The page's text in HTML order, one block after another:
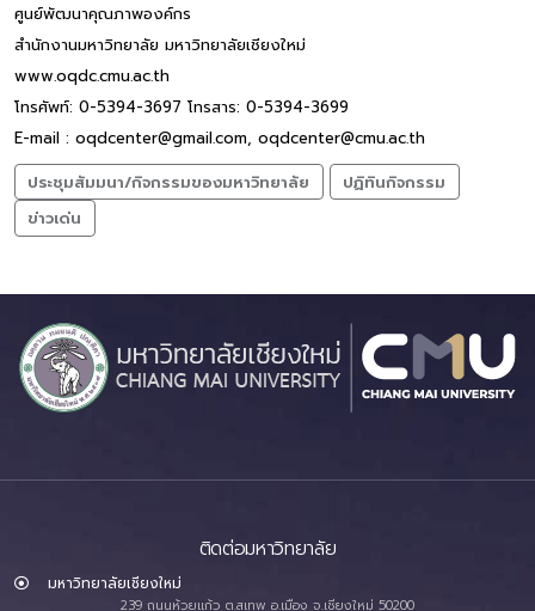
ศูนย์พัฒนาคุณภาพองค์กร
สำนักงานมหาวิทยาลัย มหาวิทยาลัยเชียงใหม่
www.oqdc.cmu.ac.th
โทรศัพท์: 0-5394-3697 โทรสาร: 0-5394-3699
E-mail : oqdcenter@gmail.com, oqdcenter@cmu.ac.th
ประชุมสัมมนา/กิจกรรมของมหาวิทยาลัย
ปฏิทินกิจกรรม
ข่าวเด่น
ติดต่อมหาวิทยาลัย
มหาวิทยาลัยเชียงใหม่
239 ถนนห้วยแก้ว ต.สุเทพ อ.เมือง จ.เชียงใหม่ 50200